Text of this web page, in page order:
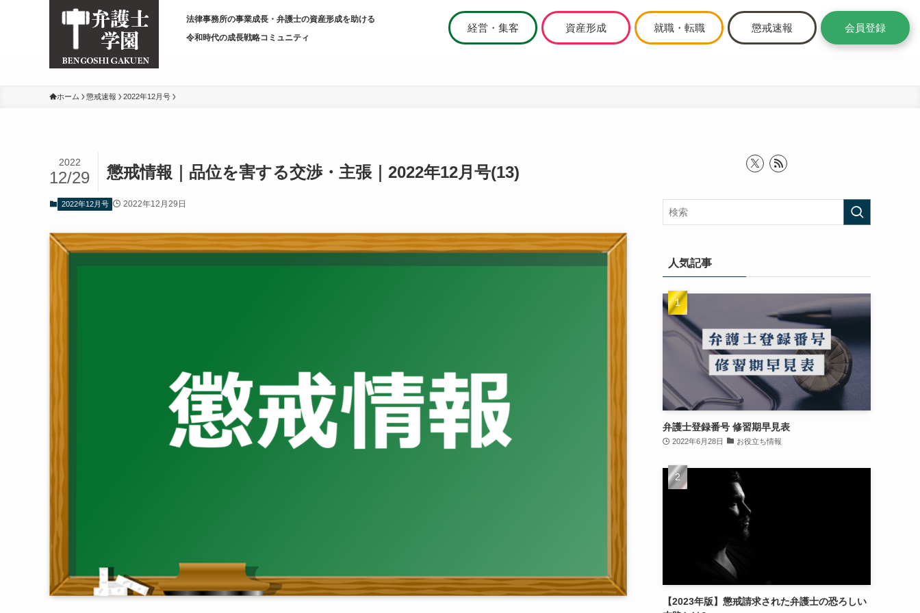
法律事務所の事業成長・弁護士の資産形成を助ける
令和時代の成長戦略コミュニティ
経営・集客 資産形成 就職・転職 懲戒速報 会員登録
ホーム 懲戒速報 2022年12月号
懲戒情報｜品位を害する交渉・主張｜2022年12月号(13)
2022
12/29
2022年12月号 2022年12月29日
人気記事
弁護士登録番号 修習期早見表
2022年6月28日 お役立ち情報
【2023年版】懲戒請求された弁護士の恐ろしい